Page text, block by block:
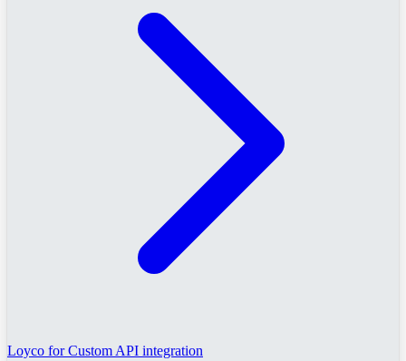
Loyco for Custom API integration